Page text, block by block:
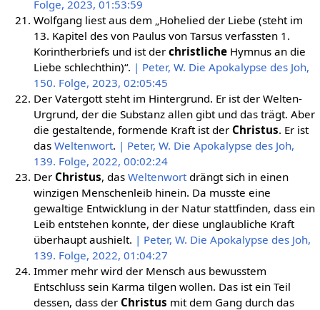
Folge, 2023, 01:53:59
Wolfgang liest aus dem „Hohelied der Liebe (steht im
13. Kapitel des von Paulus von Tarsus verfassten 1.
Korintherbriefs und ist der christlicheHymnus an die
Liebe schlechthin)“. | Peter, W. Die Apokalypse des Joh,
150. Folge, 2023, 02:05:45
Der Vatergott steht im Hintergrund. Er ist der Welten-
Urgrund, der die Substanz allen gibt und das trägt. Aber
die gestaltende, formende Kraft ist der Christus. Er ist
das Weltenwort. | Peter, W. Die Apokalypse des Joh,
139. Folge, 2022, 00:02:24
Der Christus, das Weltenwortdrängt sich in einen
winzigen Menschenleib hinein. Da musste eine
gewaltige Entwicklung in der Natur stattfinden, dass ein
Leib entstehen konnte, der diese unglaubliche Kraft
überhaupt aushielt. | Peter, W. Die Apokalypse des Joh,
139. Folge, 2022, 01:04:27
Immer mehr wird der Mensch aus bewusstem
Entschluss sein Karma tilgen wollen. Das ist ein Teil
dessen, dass der Christus mit dem Gang durch das